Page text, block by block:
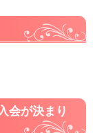
会が決まり